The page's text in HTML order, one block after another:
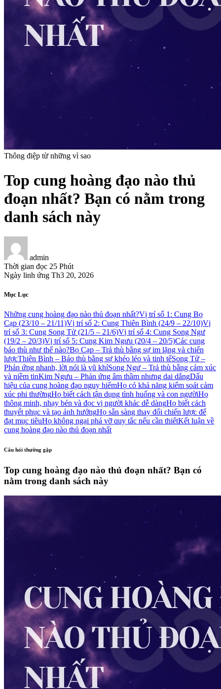
Thông điệp từ những vì sao
Top cung hoàng đạo nào thủ
đoạn nhất? Bạn có nằm trong
danh sách này
admin
Thời gian đọc 25 Phút
Ngày linh ứng Th3 20, 2026
Mục Lục
Những cung hoàng đạo nào thủ đoạn nhất?Vị trí số 1: Cung Bọ
Cạp (23/10 – 21/11)Vị trí số 2: Cung Thiên Bình (24/9 – 22/10)Vị
trí số 3: Cung Song Tử (21/5 – 21/6)Vị trí số 4: Cung Song Ngư
(19/2 – 20/3)Vị trí số 5: Cung Kim Ngưu (20/4 – 20/5)Các cung
báo thù như thế nào?Bọ Cạp – Trả thù bằng sự im lặng và chiến
lượcThiên Bình – Báo thù bằng sự khéo léo và tinh tếSong Tử –
Phản ứng nhanh, lời nói là vũ khíSong Ngư – Trả thù bằng cảm xúc
và niềm tinKim Ngưu – Phản ứng âm thầm nhưng dai dẳngDấu
hiệu của cung hoàng đạo nguy hiểmHọ có khả năng kiểm soát cảm
xúc phi thườngHọ biết cách tận dụng tình huống và con ngườiHọ
thông minh, nhạy bén và đọc vị người khác dễ dàngHọ biết cách
thuyết phục và tạo ảnh hưởngHọ sẵn sàng thay đổi chiến lược để
đạt mục tiêuHọ không ngại phá vỡ quy tắc nếu cần thiếtKết luận về
cung hoàng đạo nào thủ đoạn nhất
Câu hỏi thường gặp
Top cung hoàng đạo nào thủ đoạn nhất? Bạn có
nằm trong danh sách này